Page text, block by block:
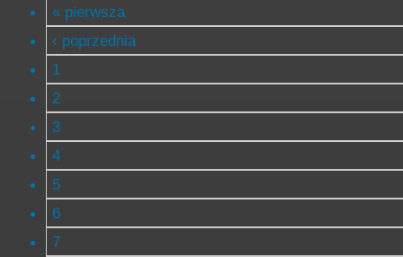
« pierwsza
‹ poprzednia
1
2
3
4
5
6
7